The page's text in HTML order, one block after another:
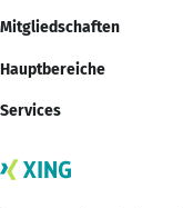
Mitgliedschaften
Hauptbereiche
Services